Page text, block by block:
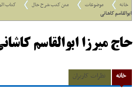
خانه موضوعات متن کتب شرح حال کتاب
ابوالقاسم کاشانی
حاج میرزا ابوالقاسم
خانه نظرات کاربران